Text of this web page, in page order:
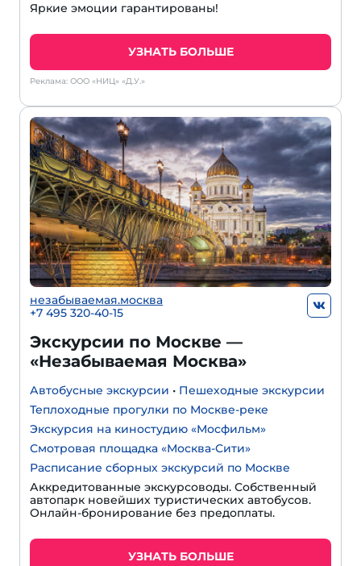
Яркие эмоции гарантированы!
УЗНАТЬ БОЛЬШЕ
Реклама: ООО «НИЦ» «Д.У.»
незабываемая.москва
+7 495 320-40-15
Экскурсии по Москве —
«Незабываемая Москва»
Автобусные экскурсии • Пешеходные экскурсии
Теплоходные прогулки по Москве-реке
Экскурсия на киностудию «Мосфильм»
Смотровая площадка «Москва-Сити»
Расписание сборных экскурсий по Москве
Аккредитованные экскурсоводы. Собственный
автопарк новейших туристических автобусов.
Онлайн-бронирование без предоплаты.
УЗНАТЬ БОЛЬШЕ